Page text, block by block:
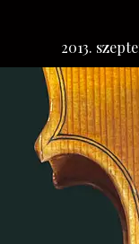
2013.